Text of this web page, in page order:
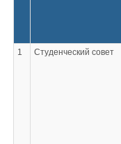
1 Студенческий совет